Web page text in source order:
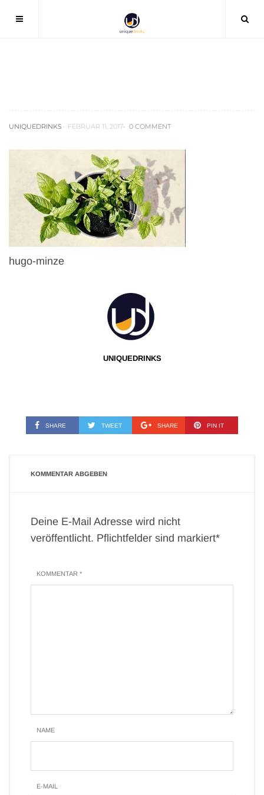
UNIQUEDRINKS FEBRUAR 11, 2017 0 COMMENT
hugo-minze
UNIQUEDRINKS
SHARE TWEET SHARE PIN IT
KOMMENTAR ABGEBEN
Deine E-Mail Adresse wird nicht
veröffentlicht. Pflichtfelder sind markiert*
KOMMENTAR *
NAME
E-MAIL